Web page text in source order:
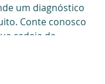
um diagnóstico
Conte conosco
cadeia de